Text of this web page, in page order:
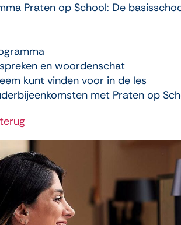
Praten op School: De
en woordenschat
kunt vinden voor in de les
met Praten op